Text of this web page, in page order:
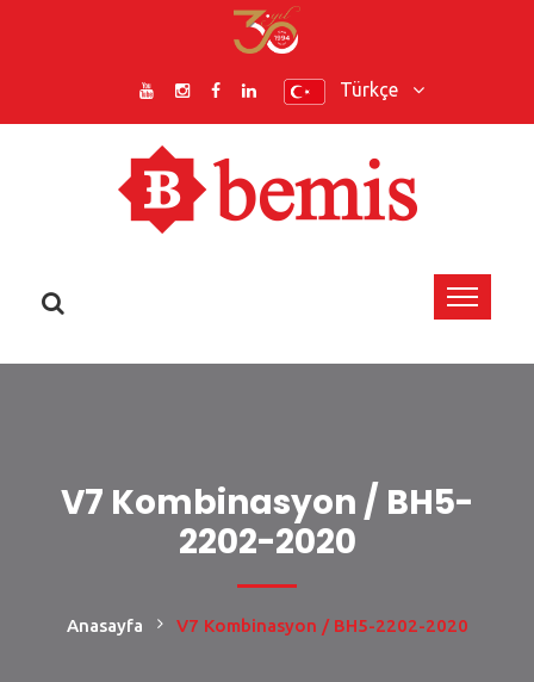
Türkçe
V7 Kombinasyon / BH5-
2202-2020
Anasayfa V7 Kombinasyon / BH5-2202-2020